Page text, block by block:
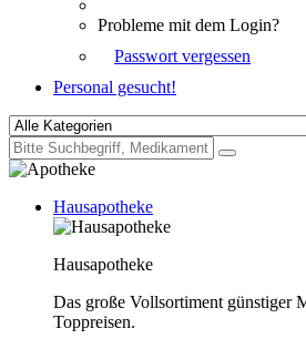
Probleme mit dem Login?
Passwort vergessen
Personal gesucht!
Hausapotheke
Hausapotheke
Das große Vollsortiment günstiger
Toppreisen.